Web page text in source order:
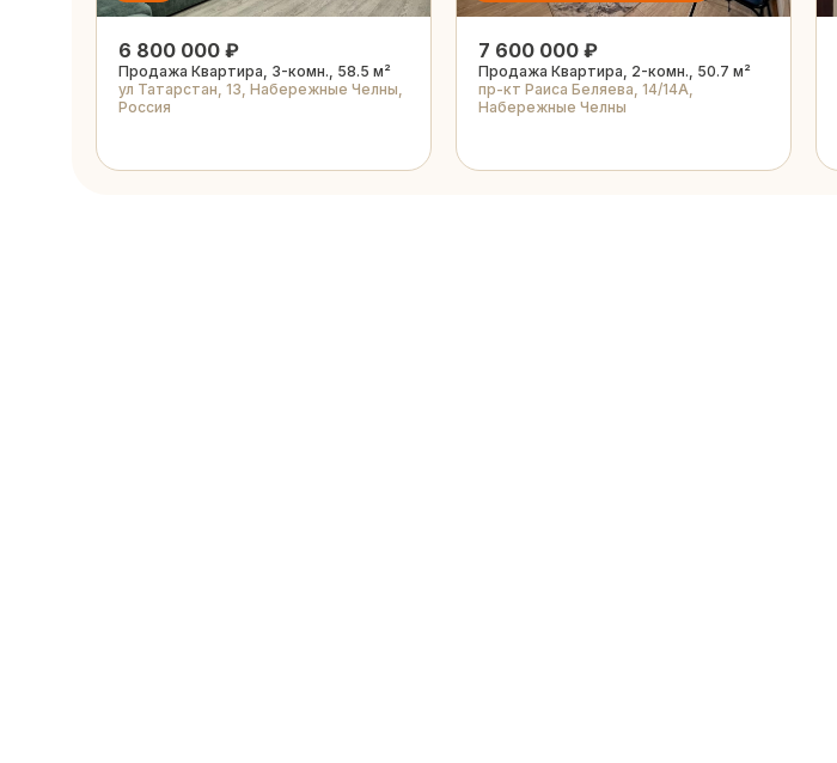
6 800 000 ₽
Продажа Квартира, 3-комн., 58.5 м²
ул Татарстан, 13, Набережные Челны,
Россия
7 600 000 ₽
Продажа Квартира, 2-комн., 50.7 м²
пр-кт Раиса Беляева, 14/14А,
Набережные Челны